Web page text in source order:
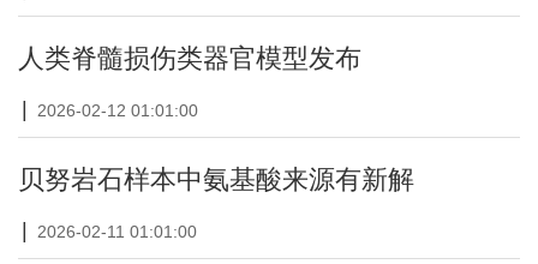
人类脊髓损伤类器官模型发布
2026-02-12 01:01:00
贝努岩石样本中氨基酸来源有新解
2026-02-11 01:01:00